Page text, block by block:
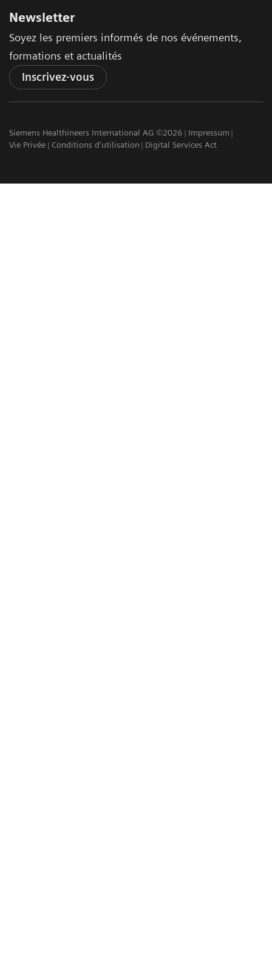
Newsletter
Soyez les premiers informés de nos événements,
formations et actualités
Inscrivez-vous
Siemens Healthineers International AG ©2026
Impressum
Vie Privée
Conditions d'utilisation Digital Services Act